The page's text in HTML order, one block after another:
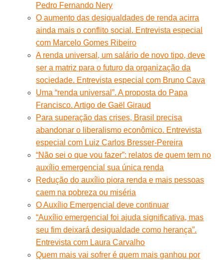
Pedro Fernando Nery
O aumento das desigualdades de renda acirra
ainda mais o conflito social. Entrevista especial
com Marcelo Gomes Ribeiro
A renda universal, um salário de novo tipo, deve
ser a matriz para o futuro da organização da
sociedade. Entrevista especial com Bruno Cava
Uma “renda universal”. A proposta do Papa
Francisco. Artigo de Gaël Giraud
Para superação das crises, Brasil precisa
abandonar o liberalismo econômico. Entrevista
especial com Luiz Carlos Bresser-Pereira
“Não sei o que vou fazer”: relatos de quem tem no
auxílio emergencial sua única renda
Redução do auxílio piora renda e mais pessoas
caem na pobreza ou miséria
O Auxílio Emergencial deve continuar
“Auxílio emergencial foi ajuda significativa, mas
seu fim deixará desigualdade como herança”.
Entrevista com Laura Carvalho
Quem mais vai sofrer é quem mais ganhou por